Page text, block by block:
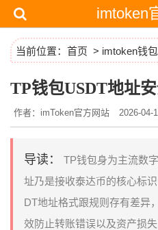
imtoken
当前位置： 首页 > imtoken钱
TP钱包USDT地址
作者：imToken官方网站 2026-04-
导读：
TP钱包身为主流数
址乃是接收泰达币的核心标
DT地址格式跟规则存有差异
效防止转账错误以及资产损